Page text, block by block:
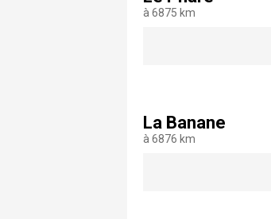
à 6875 km
La Banane
à 6876 km